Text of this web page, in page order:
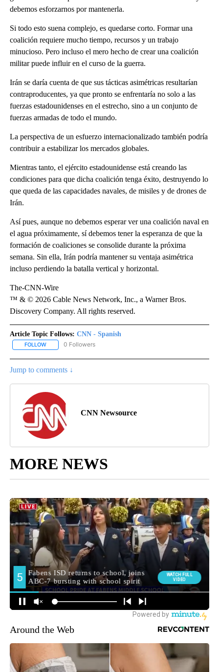
debemos esforzarnos por mantenerla.
Si todo esto suena complejo, es quedarse corto. Formar una
coalición requiere mucho tiempo, recursos y un trabajo
minucioso. Pero incluso el mero hecho de crear una coalición
militar puede influir en el curso de la guerra.
Irán se daría cuenta de que sus tácticas asimétricas resultarían
contraproducentes, ya que pronto se enfrentaría no solo a las
fuerzas estadounidenses en el estrecho, sino a un conjunto de
fuerzas armadas de todo el mundo.
La perspectiva de un esfuerzo internacionalizado también podría
contribuir a estabilizar los mercados globales.
Mientras tanto, el ejército estadounidense está creando las
condiciones para que dicha coalición tenga éxito, destruyendo lo
que queda de las capacidades navales, de misiles y de drones de
Irán.
Así pues, aunque no debemos esperar ver una coalición naval en
el agua próximamente, sí debemos tener la esperanza de que la
formación de coaliciones se consolide durante la próxima
semana. Sin ella, Irán podría mantener su ventaja asimétrica
incluso perdiendo la batalla vertical y horizontal.
The-CNN-Wire
™ & © 2026 Cable News Network, Inc., a Warner Bros.
Discovery Company. All rights reserved.
Article Topic Follows: CNN - Spanish
FOLLOW FOLLOW "CNN - SPANISH" TO RECEIVE NOTIFICATIONS ABOUT
0 Followers
Jump to comments ↓
CNN Newsource
MORE NEWS
Around the Web